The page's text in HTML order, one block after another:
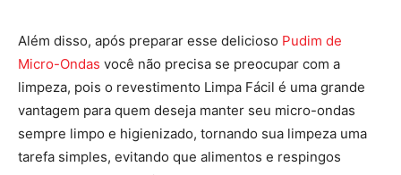
Além disso, após preparar esse delicioso Pudim de
Micro-Ondas você não precisa se preocupar com a
limpeza, pois o revestimento Limpa Fácil é uma grande
vantagem para quem deseja manter seu micro-ondas
sempre limpo e higienizado, tornando sua limpeza uma
tarefa simples, evitando que alimentos e respingos